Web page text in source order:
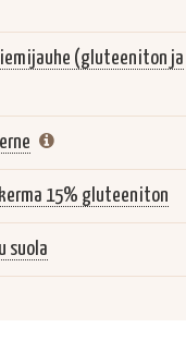
(gluteeniton ja
15% gluteeniton
suola